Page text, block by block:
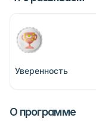
Уверенность
О программе